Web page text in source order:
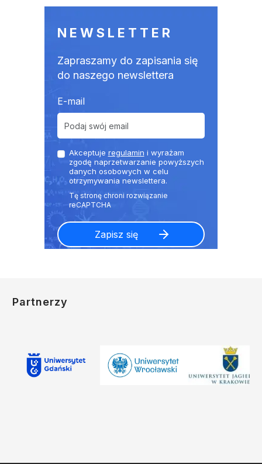
NEWSLETTER
Zapraszamy do zapisania się
do naszego newslettera
E-mail
Akceptuje regulamin i wyrażam
zgodę naprzetwarzanie powyższych
danych osobowych w celu
otrzymywania newslettera.
Partnerzy